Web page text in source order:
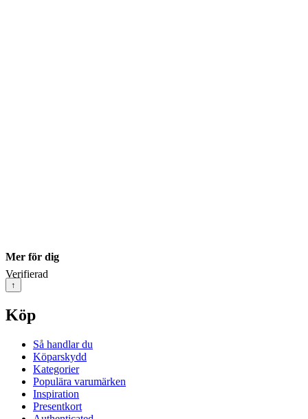
Verifierad
Mer för dig
↑
Köp
Så handlar du
Köparskydd
Kategorier
Populära varumärken
Inspiration
Presentkort